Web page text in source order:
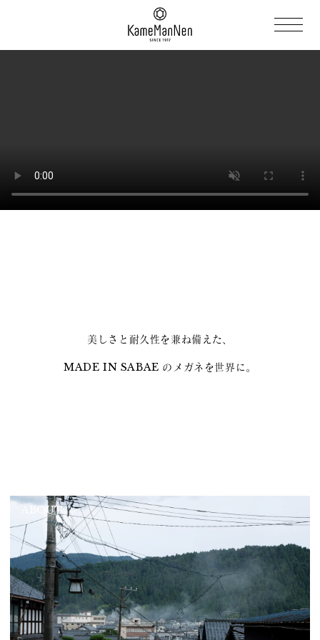
美しさと耐久性を兼ね備えた、
MADE IN SABAE のメガネを世界に。
ABOUT